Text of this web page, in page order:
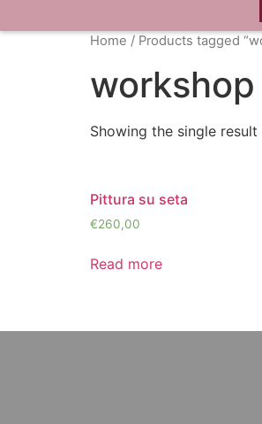
Home / Products tagged
Showing the single result
Pittura su seta
€260,00
Read more